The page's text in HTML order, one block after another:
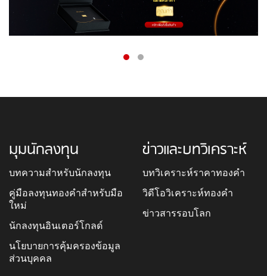
มุมนักลงทุน
บทความสำหรับนักลงทุน
คู่มือลงทุนทองคำสำหรับมือ
ใหม่
นักลงทุนอินเตอร์โกลด์
นโยบายการคุ้มครองข้อมูล
ส่วนบุคคล
ข่าวและบทวิเคราะห์
บทวิเคราะห์ราคาทองคำ
วิดีโอวิเคราะห์ทองคำ
ข่าวสารรอบโลก